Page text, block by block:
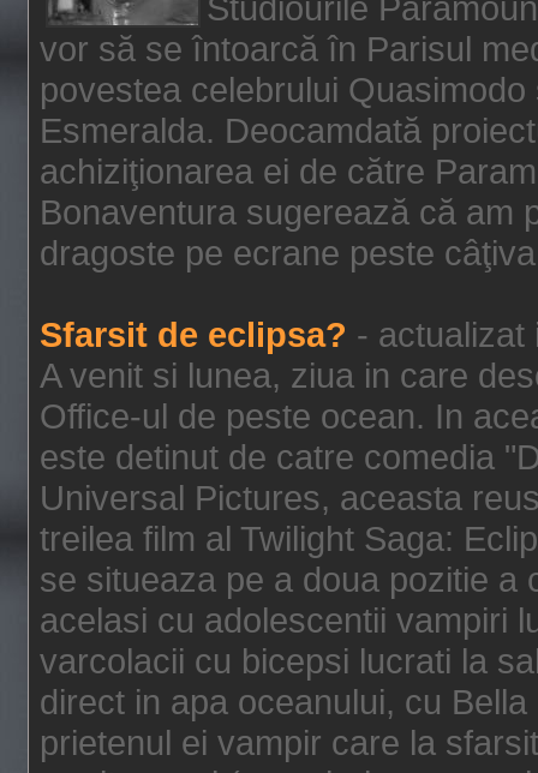
vor să se întoarcă în Parisul
povestea celebrului
Esmeralda. Deocamdată
achiziţionarea ei de către
Bonaventura sugerează că am
dragoste pe ecrane peste
Sfarsit de eclipsa? - actualizat
A venit si lunea, ziua in care
Office-ul de peste ocean. In
este detinut de catre comedia
Universal Pictures, aceasta
treilea film al Twilight Saga:
se situeaza pe a doua pozitie a
acelasi cu adolescentii vampiri
varcolacii cu bicepsi lucrati la
direct in apa oceanului, cu
prietenul ei vampir care la